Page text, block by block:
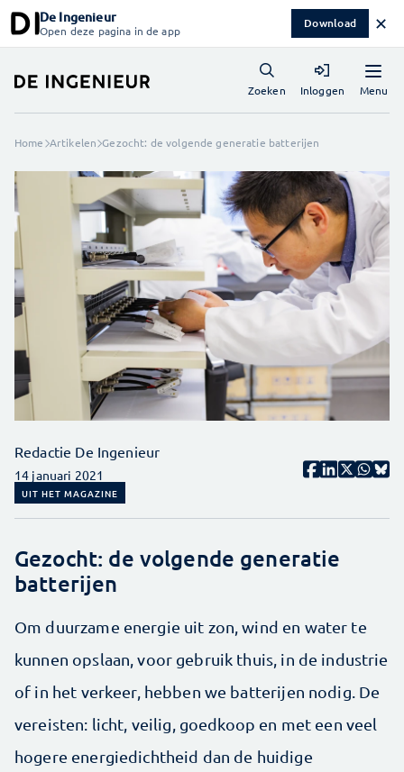
De Ingenieur
Open deze pagina in de app Download ✕
Menu
Zoeken Inloggen
Home Artikelen Gezocht: de volgende generatie batterijen
Redactie De Ingenieur
14 januari 2021
UIT HET MAGAZINE
Gezocht: de volgende generatie
batterijen
Om duurzame energie uit zon, wind en water te
kunnen opslaan, voor gebruik thuis, in de industrie
of in het verkeer, hebben we batterijen nodig. De
vereisten: licht, veilig, goedkoop en met een veel
hogere energiedichtheid dan de huidige